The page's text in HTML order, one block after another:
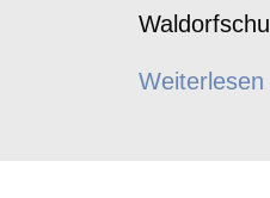
Weiterlesen